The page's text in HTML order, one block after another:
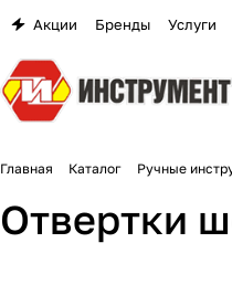
Акции Бренды Услуги
Главная Каталог Ручные
Отвертки